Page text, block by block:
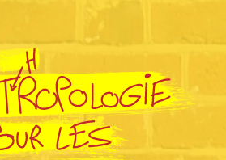
pour les Quiches